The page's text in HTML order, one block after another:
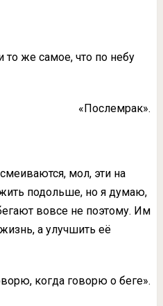
же самое, что по небу
«Послемрак».
мол, эти на
подольше, но я думаю,
вовсе не поэтому. Им
а улучшить её
когда говорю о беге».